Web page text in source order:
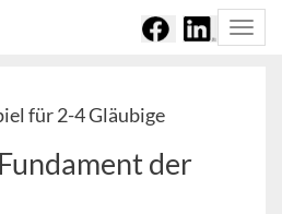
für 2-4 Gläubige
der